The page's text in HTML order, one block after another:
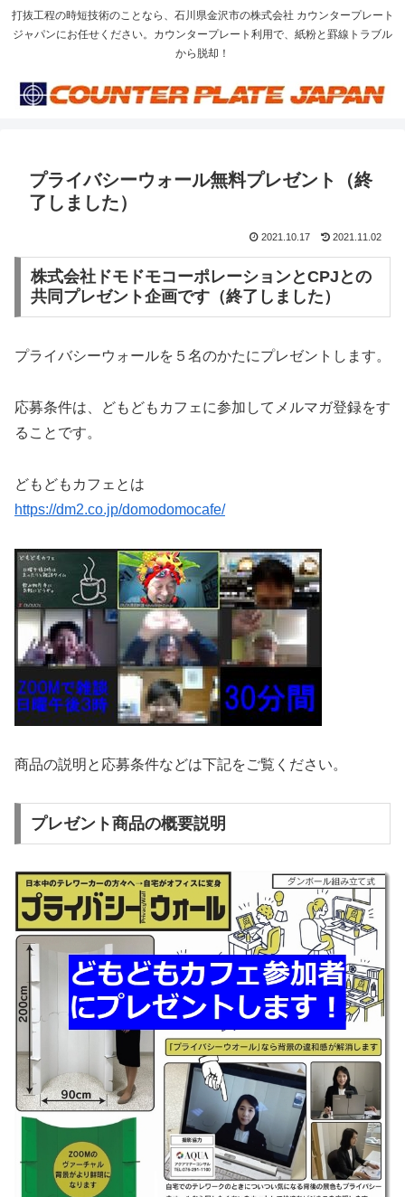
打抜工程の時短技術のことなら、石川県金沢市の株式会社 カウンタープレート
ジャパンにお任せください。カウンタープレート利用で、紙粉と罫線トラブル
から脱却！
プライバシーウォール無料プレゼント（終
了しました）
2021.10.17 2021.11.02
株式会社ドモドモコーポレーションとCPJとの
共同プレゼント企画です（終了しました）
プライバシーウォールを５名のかたにプレゼントします。
応募条件は、どもどもカフェに参加してメルマガ登録をす
ることです。
どもどもカフェとは
https://dm2.co.jp/domodomocafe/
商品の説明と応募条件などは下記をご覧ください。
プレゼント商品の概要説明